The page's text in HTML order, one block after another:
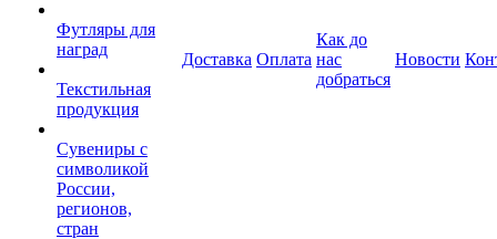
Футляры для
наград
Текстильная
продукция
Сувениры с
символикой
России,
регионов,
стран
Доставка Оплата
Как до
нас
добраться
Новости